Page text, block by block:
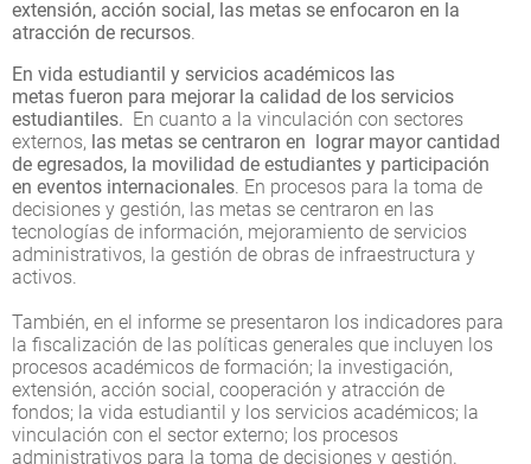
extensión, acción social, las metas se enfocaron en la
atracción de recursos.
En vida estudiantil y servicios académicos las
metas fueron para mejorar la calidad de los servicios
estudiantiles. En cuanto a la vinculación con sectores
externos, las metas se centraron en lograr mayor cantidad
de egresados, la movilidad de estudiantes y participación
en eventos internacionales. En procesos para la toma de
decisiones y gestión, las metas se centraron en las
tecnologías de información, mejoramiento de servicios
administrativos, la gestión de obras de infraestructura y
activos.
También, en el informe se presentaron los indicadores para
la fiscalización de las políticas generales que incluyen los
procesos académicos de formación; la investigación,
extensión, acción social, cooperación y atracción de
fondos; la vida estudiantil y los servicios académicos; la
vinculación con el sector externo; los procesos
administrativos para la toma de decisiones y gestión.